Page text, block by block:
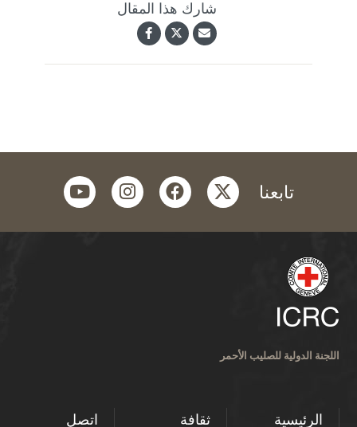
شارك هذا المقال
تابعنا twitter
facebook
instagram
youtube
اللجنة الدولية للصليب الأحمر
الرئيسية ثقافة
اتصل